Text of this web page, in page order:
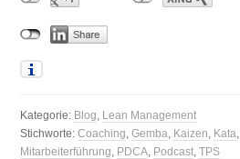
Kategorie: Blog, Lean Management
Stichworte:Coaching,Gemba, Kaizen, Kata,
Mitarbeiterführung, PDCA, Podcast,TPS